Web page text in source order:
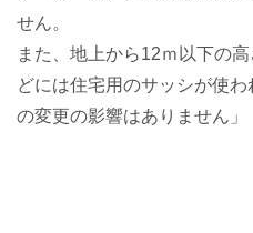
せん。
また、地上から12ｍ以下の
どには住宅用のサッシが使
の変更の影響はありません」